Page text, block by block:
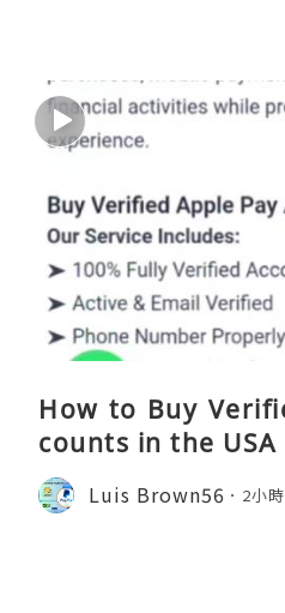
How to Buy
counts in the USA
Luis Brown56 2小